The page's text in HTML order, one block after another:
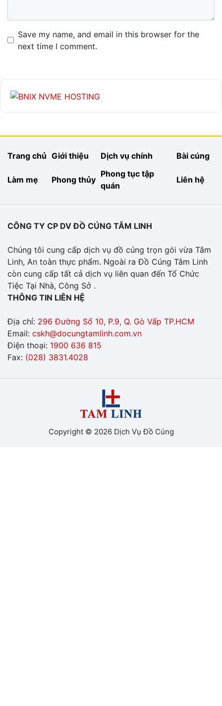
Name
Email
Website
Save my name, and email in this browser for the
next time I comment.
Trang chủ Giới thiệu Dịch vụ chính Bài cúng
Làm mẹ Phong thủy
Phong tục tập
quán
Liên hệ
CÔNG TY CP DV ĐỒ CÚNG TÂM LINH
Chúng tôi cung cấp dịch vụ đồ cúng trọn gói vừa Tâm
Linh, An toàn thực phẩm. Ngoài ra Đồ Cúng Tâm Linh
còn cung cấp tất cả dịch vụ liên quan đến Tổ Chức
Tiệc Tại Nhà, Công Sở .
THÔNG TIN LIÊN HỆ
Địa chỉ: 296 Đường Số 10, P.9, Q. Gò Vấp TP.HCM
Email: cskh@docungtamlinh.com.vn
Điện thoại: 1900 636 815
Fax: (028) 3831.4028
Copyright © 2026 Dịch Vụ Đồ Cúng